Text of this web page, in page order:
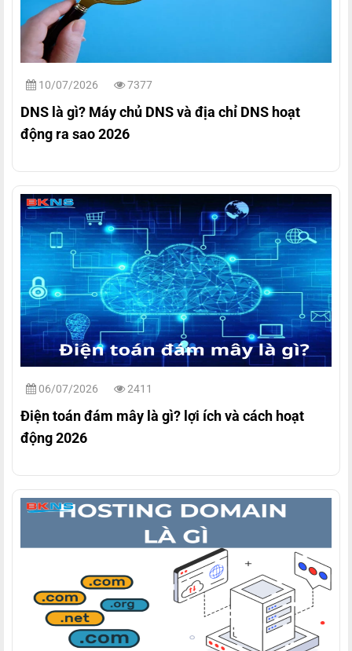
10/07/2026 7377
DNS là gì? Máy chủ DNS và địa chỉ DNS hoạt
động ra sao 2026
06/07/2026 2411
Điện toán đám mây là gì? lợi ích và cách hoạt
động 2026